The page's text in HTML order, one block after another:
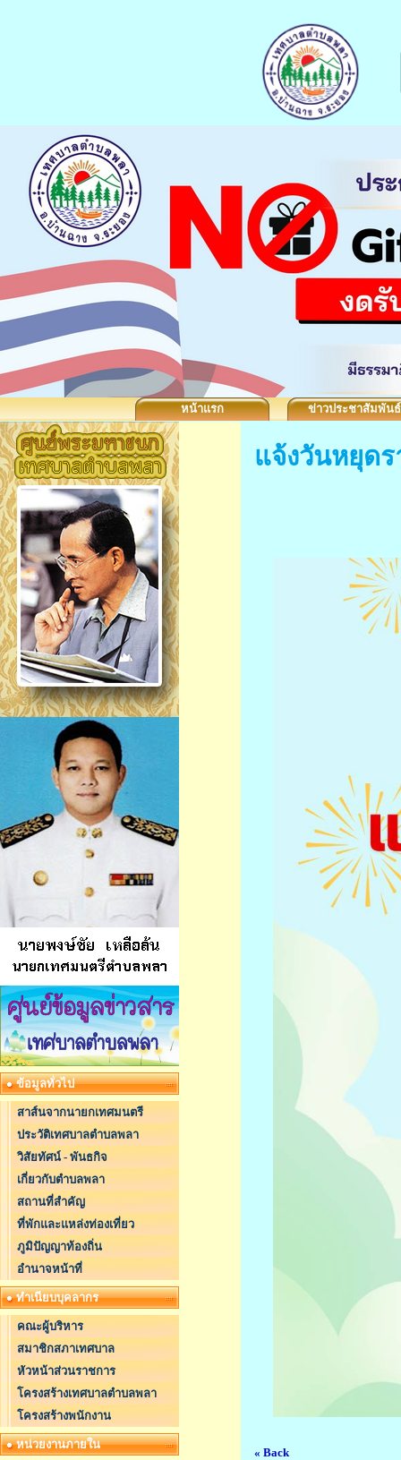
หน้าแรก ข่าวประชาสัมพันธ์
ข้อมูลทั่วไป
สาส์นจากนายกเทศมนตรี
ประวัติเทศบาลตำบลพลา
วิสัยทัศน์ - พันธกิจ
เกี่ยวกับตำบลพลา
สถานที่สำคัญ
ที่พักและแหล่งท่องเที่ยว
ภูมิปัญญาท้องถิ่น
อำนาจหน้าที่
ทำเนียบบุคลากร
คณะผู้บริหาร
สมาชิกสภาเทศบาล
หัวหน้าส่วนราชการ
โครงสร้างเทศบาลตำบลพลา
โครงสร้างพนักงาน
หน่วยงานภายใน
แจ้งวันหยุด
« Back